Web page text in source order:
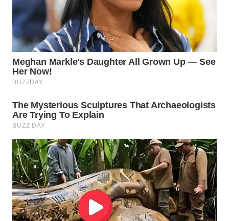
WN
TAPANULI
UTARA
WN
SAMOSIR
WN
PADANG
LAWAS
WN
SUMEDANG
WN
CIANJUR